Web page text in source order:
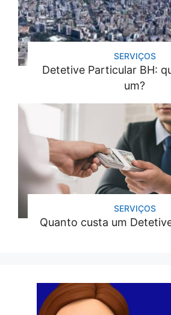
SERVIÇOS
Detetive Particular BH:
um?
SERVIÇOS
Quanto custa um